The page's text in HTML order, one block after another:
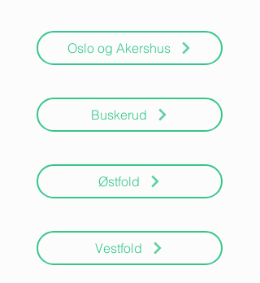
Oslo og Akershus
Buskerud
Østfold
Vestfold